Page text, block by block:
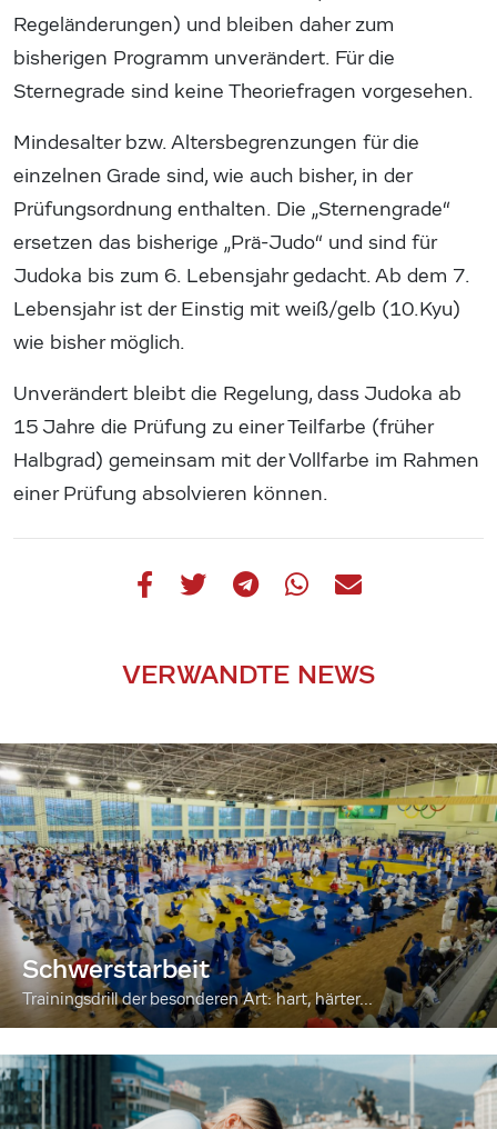
Regeländerungen) und bleiben daher zum
bisherigen Programm unverändert. Für die
Sternegrade sind keine Theoriefragen vorgesehen.
Mindesalter bzw. Altersbegrenzungen für die
einzelnen Grade sind, wie auch bisher, in der
Prüfungsordnung enthalten. Die „Sternengrade“
ersetzen das bisherige „Prä-Judo“ und sind für
Judoka bis zum 6. Lebensjahr gedacht. Ab dem 7.
Lebensjahr ist der Einstig mit weiß/gelb (10.Kyu)
wie bisher möglich.
Unverändert bleibt die Regelung, dass Judoka ab
15 Jahre die Prüfung zu einer Teilfarbe (früher
Halbgrad) gemeinsam mit der Vollfarbe im Rahmen
einer Prüfung absolvieren können.
VERWANDTE NEWS
Schwerstarbeit
Trainingsdrill der besonderen Art: hart, härter...